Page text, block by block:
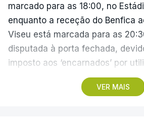
VER MAIS
marcado para as 18:00, no
enquanto a receção do Benfica
Viseu está marcada para as
disputada à porta fechada,
imposto aos ‘encarnados’ por